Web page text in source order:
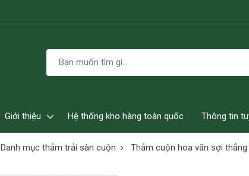
Giới thiệu Hệ thống kho hàng toàn quốc Thông tin
Danh mục thảm trải sàn cuộn Thảm cuộn hoa văn sợi thẳng